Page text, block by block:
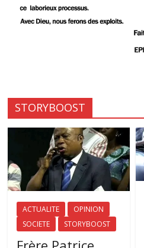
STORYBOOST
ACTUALITE
OPINION
SOCIETE
STORYBOOST